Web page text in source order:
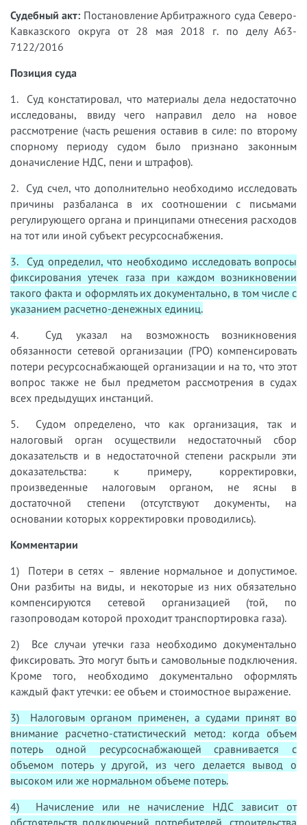
Судебный акт: Постановление Арбитражного суда Северо-
Кавказского округа от 28 мая 2018 г. по делу А63-
7122/2016
Позиция суда
1. Суд констатировал, что материалы дела недостаточно
исследованы, ввиду чего направил дело на новое
рассмотрение (часть решения оставив в силе: по второму
спорному периоду судом было признано законным
доначисление НДС, пени и штрафов).
2. Суд счел, что дополнительно необходимо исследовать
причины разбаланса в их соотношении с письмами
регулирующего органа и принципами отнесения расходов
на тот или иной субъект ресурсоснабжения.
3. Суд определил, что необходимо исследовать вопросы
фиксирования утечек газа при каждом возникновении
такого факта и оформлять их документально, в том числе с
указанием расчетно-денежных единиц.
4. Суд указал на возможность возникновения
обязанности сетевой организации (ГРО) компенсировать
потери ресурсоснабжающей организации и на то, что этот
вопрос также не был предметом рассмотрения в судах
всех предыдущих инстанций.
5. Судом определено, что как организация, так и
налоговый орган осуществили недостаточный сбор
доказательств и в недостаточной степени раскрыли эти
доказательства: к примеру, корректировки,
произведенные налоговым органом, не ясны в
достаточной степени (отсутствуют документы, на
основании которых корректировки проводились).
Комментарии
1) Потери в сетях – явление нормальное и допустимое.
Они разбиты на виды, и некоторые из них обязательно
компенсируются сетевой организацией (той, по
газопроводам которой проходит транспортировка газа).
2) Все случаи утечки газа необходимо документально
фиксировать. Это могут быть и самовольные подключения.
Кроме того, необходимо документально оформлять
каждый факт утечки: ее объем и стоимостное выражение.
3) Налоговым органом применен, а судами принят во
внимание расчетно-статистический метод: когда объем
потерь одной ресурсоснабжающей сравнивается с
объемом потерь у другой, из чего делается вывод о
высоком или же нормальном объеме потерь.
4) Начисление или не начисление НДС зависит от